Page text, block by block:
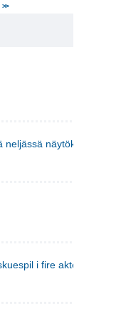
>>
näytöksessä
i fire akter